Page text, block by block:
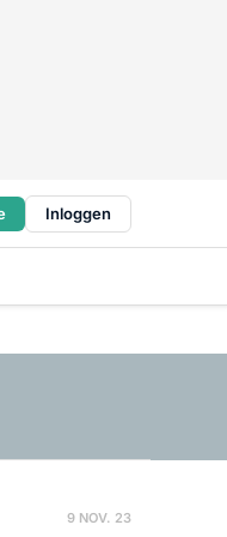
Inloggen
9 NOV. 23